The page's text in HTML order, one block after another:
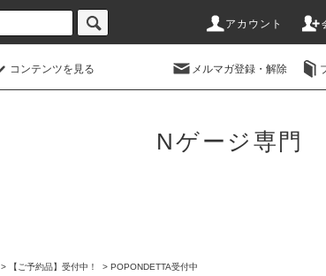
アカウント
コンテンツを見る メルマガ登録・解除
Nゲージ専門
> 【ご予約品】受付中！ > POPONDETTA受付中